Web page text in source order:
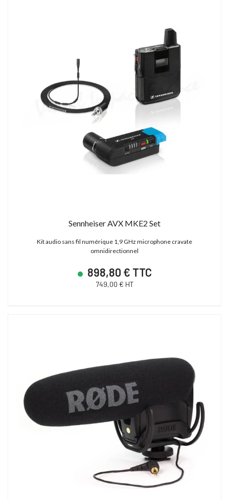
Sennheiser AVX MKE2 Set
Kit audio sans fil numérique 1,9 GHz microphone cravate
omnidirectionnel
898,80 € TTC
749,00 € HT